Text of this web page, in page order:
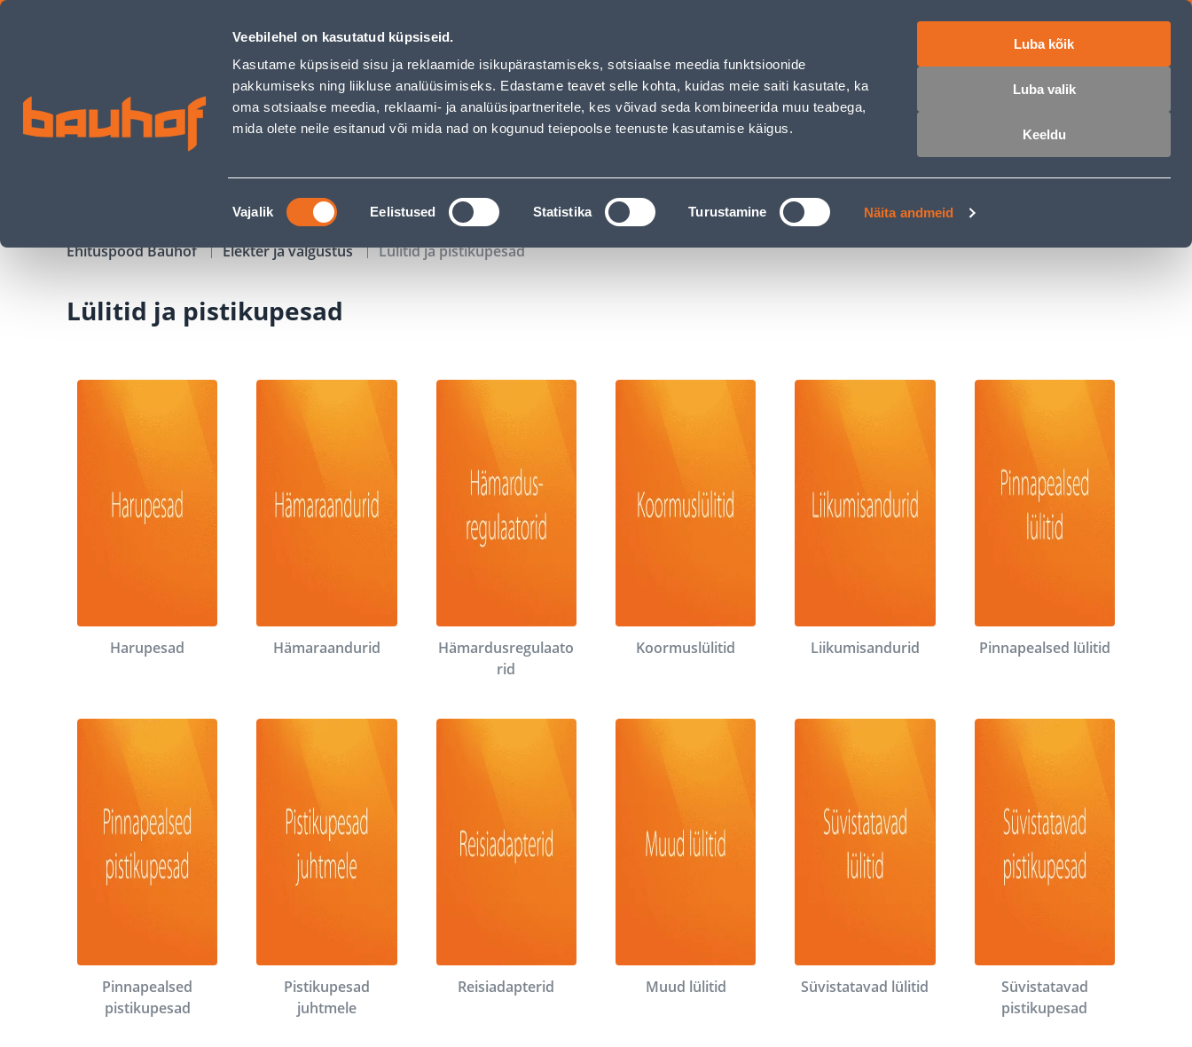
Veebilehel on kasutatud küpsiseid.
Kasutame küpsiseid sisu ja reklaamide isikupärastamiseks, sotsiaalse meedia funktsioonide
pakkumiseks ning liikluse analüüsimiseks. Edastame teavet selle kohta, kuidas meie saiti kasutate, ka
oma sotsiaalse meedia, reklaami- ja analüüsipartneritele, kes võivad seda kombineerida muu teabega,
mida olete neile esitanud või mida nad on kogunud teiepoolse teenuste kasutamise käigus.
Nõusoleku
valik
Vajalik Eelistused Statistika Turustamine Näita andmeid
Luba kõik
Luba valik
Keeldu
Lülitid ja pistikupesad - Bauhof has loaded
Äriklienditeenindus Klienditeenindus Teenused Karjäärileht
OTSI Logi sisse
KAMPAANIAD KATALOOGID TÖÖRIISTALAENUTUS JÄRELMAKS
Ehituspood Bauhof Elekter ja valgustus Lülitid ja pistikupesad
Lülitid ja pistikupesad
Harupesad Hämaraandurid
Hämardusregulaato
rid
Koormuslülitid Liikumisandurid Pinnapealsed lülitid
Pinnapealsed
pistikupesad
Pistikupesad
juhtmele
Reisiadapterid Muud lülitid Süvistatavad lülitid
Süvistatavad
pistikupesad